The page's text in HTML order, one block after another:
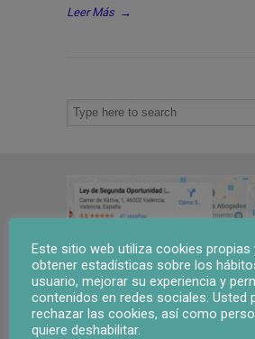
Leer Más →
Este sitio web utiliza cookies
obtener estadísticas sobre los
usuario, mejorar su experiencia y
contenidos en redes sociales. Usted
rechazar las cookies, así como
quiere deshabilitar.